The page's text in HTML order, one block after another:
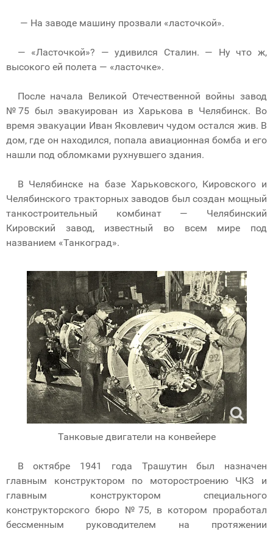
— На заводе машину прозвали «ласточкой».
— «Ласточкой»? — удивился Сталин. — Ну что ж,
высокого ей полета — «ласточке».
После начала Великой Отечественной войны завод
№75 был эвакуирован из Харькова в Челябинск. Во
время эвакуации Иван Яковлевич чудом остался жив. В
дом, где он находился, попала авиационная бомба и его
нашли под обломками рухнувшего здания.
В Челябинске на базе Харьковского, Кировского и
Челябинского тракторных заводов был создан мощный
танкостроительный комбинат — Челябинский
Кировский завод, известный во всем мире под
названием «Танкоград».
Танковые двигатели на конвейере
В октябре 1941 года Трашутин был назначен
главным конструктором по моторостроению ЧКЗ и
главным конструктором специального
конструкторского бюро №75, в котором проработал
бессменным руководителем на протяжении